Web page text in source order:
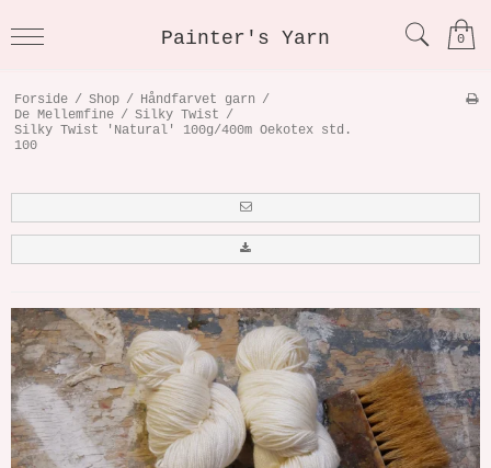
Painter's Yarn 0
Forside / Shop / Håndfarvet garn /
De Mellemfine / Silky Twist /
Silky Twist 'Natural' 100g/400m Oekotex std.
100